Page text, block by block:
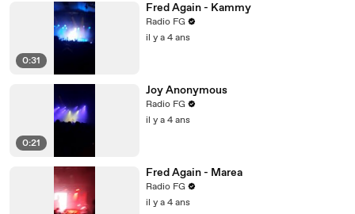
0:31
Fred Again - Kammy
Radio FG
il y a 4 ans
0:21
Joy Anonymous
Radio FG
il y a 4 ans
Fred Again - Marea
Radio FG
il y a 4 ans